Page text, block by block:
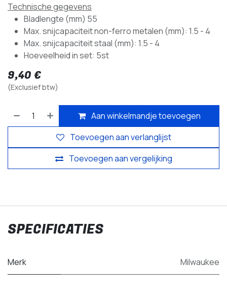
Technische gegevens
Bladlengte (mm) 55
Max. snijcapaciteit non-ferro metalen (mm): 1.5 - 4
Max. snijcapaciteit staal (mm): 1.5 - 4
Hoeveelheid in set: 5st
9,40 €
(Exclusief btw)
Aan winkelmandje toevoegen
Toevoegen aan vergelijking
Toevoegen aan verlanglijst
SPECIFICATIES
Merk Milwaukee